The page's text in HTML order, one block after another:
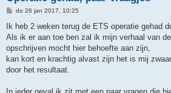
B
c
h
do 26 jan 2017, 10:25
Ik heb 2 weken terug de ETS operatie gehad
Als ik er aan toe ben zal ik mijn verhaal van
opschrijven mocht hier behoefte aan zijn,
kan kort en krachtig alvast zijn het is mij
door het resultaat.